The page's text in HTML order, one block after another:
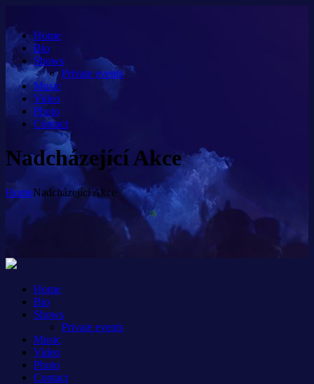
Home
Bio
Shows
Private events
Music
Video
Photo
Contact
Nadcházející Akce
HomeNadcházející Akce
Home
Bio
Shows
Private events
Music
Video
Photo
Contact